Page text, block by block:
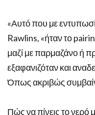
«Αυτό που με
Rawlins, «ήταν το
μαζί με παρμαζάνο ή
εξαφανιζόταν και
Όπως ακριβώς
Πώς να πίνεις το